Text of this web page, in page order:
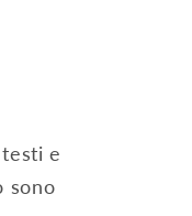
e
sono